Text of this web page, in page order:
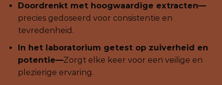
Doordrenkt met hoogwaardige extracten—
precies gedoseerd voor consistentie en
tevredenheid.
In het laboratorium getest op zuiverheid en
potentie—Zorgt elke keer voor een veilige en
plezierige ervaring.